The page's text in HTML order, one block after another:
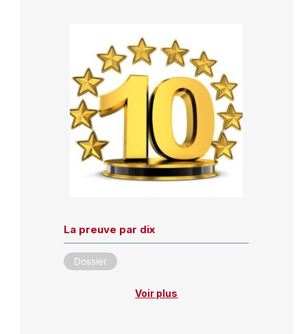
La preuve par dix
Dossier
Voir plus